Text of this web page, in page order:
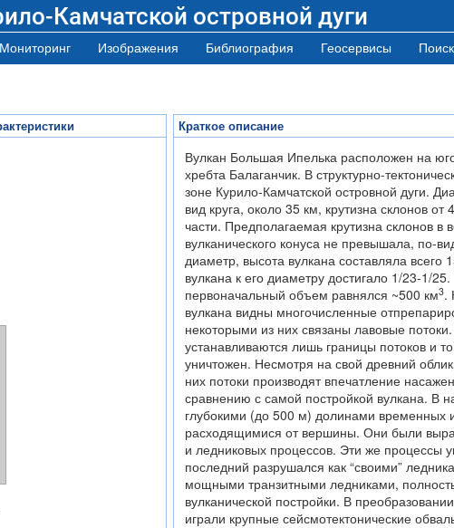
Камчатской островной дуги
Мониторинг Изображения Библиография Геосервисы Поиск
Краткое описание
Вулкан Большая Ипелька расположен на
хребта Балаганчик. В структурно-
зоне Курило-Камчатской островной дуги.
вид круга, около 35 км, крутизна склонов
части. Предполагаемая крутизна склонов
вулканического конуса не превышала, по-
диаметр, высота вулкана составляла
вулкана к его диаметру достигало 1/23-1/
первоначальный объем равнялся ~500 км3.
вулкана видны многочисленные
некоторыми из них связаны лавовые
устанавливаются лишь границы потоков и
уничтожен. Несмотря на свой древний
них потоки производят впечатление
сравнению с самой постройкой вулкана. В
глубокими (до 500 м) долинами временных
расходящимися от вершины. Они были
и ледниковых процессов. Эти же процессы
последний разрушался как “своими”
мощными транзитными ледниками,
вулканической постройки. В
играли крупные сейсмотектонические